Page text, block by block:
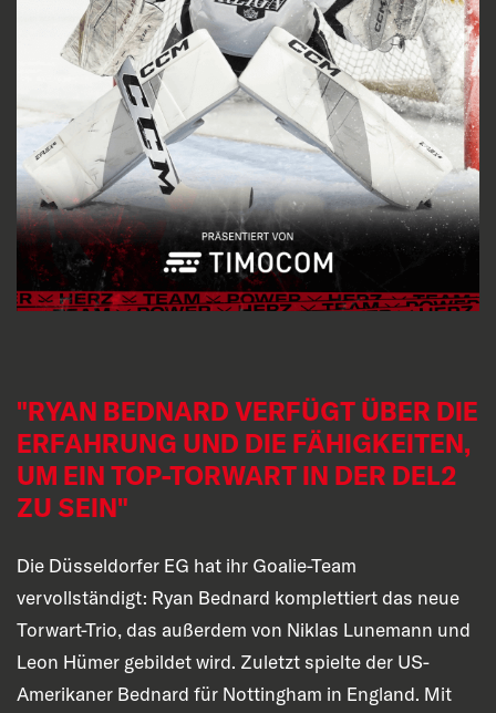
"RYAN BEDNARD VERFÜGT ÜBER DIE
ERFAHRUNG UND DIE FÄHIGKEITEN,
UM EIN TOP-TORWART IN DER DEL2
ZU SEIN"
Die Düsseldorfer EG hat ihr Goalie-Team
vervollständigt: Ryan Bednard komplettiert das neue
Torwart-Trio, das außerdem von Niklas Lunemann und
Leon Hümer gebildet wird. Zuletzt spielte der US-
Amerikaner Bednard für Nottingham in England. Mit